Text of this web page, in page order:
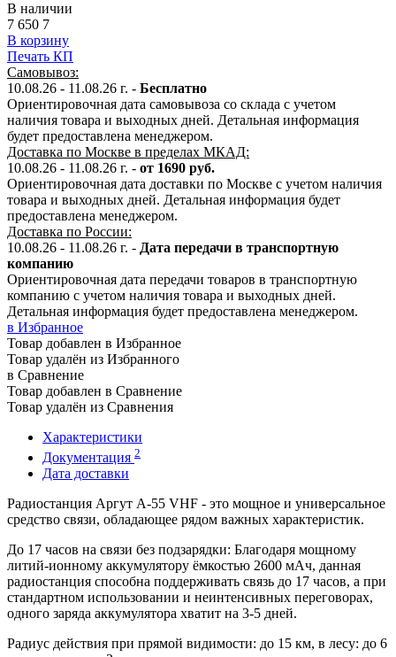
В наличии
7 650 7
В корзину
Печать КП
Самовывоз:
10.08.26 - 11.08.26 г. - Бесплатно
Ориентировочная дата самовывоза со склада с учетом
наличия товара и выходных дней. Детальная информация
будет предоставлена менеджером.
Доставка по Москве в пределах МКАД:
10.08.26 - 11.08.26 г. - от 1690 руб.
Ориентировочная дата доставки по Москве с учетом наличия
товара и выходных дней. Детальная информация будет
предоставлена менеджером.
Доставка по России:
10.08.26 - 11.08.26 г. - Дата передачи в транспортную
компанию
Ориентировочная дата передачи товаров в транспортную
компанию с учетом наличия товара и выходных дней.
Детальная информация будет предоставлена менеджером.
в Избранное
Товар добавлен в Избранное
Товар удалён из Избранного
в Сравнение
Товар добавлен в Сравнение
Товар удалён из Сравнения
Характеристики
Документация 2
Дата доставки
Радиостанция Аргут А-55 VHF - это мощное и универсальное
средство связи, обладающее рядом важных характеристик.
До 17 часов на связи без подзарядки: Благодаря мощному
литий-ионному аккумулятору ёмкостью 2600 мАч, данная
радиостанция способна поддерживать связь до 17 часов, а при
стандартном использовании и неинтенсивных переговорах,
одного заряда аккумулятора хватит на 3-5 дней.
Радиус действия при прямой видимости: до 15 км, в лесу: до 6